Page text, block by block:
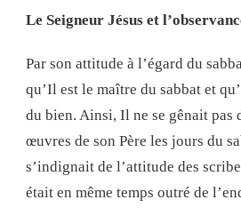
Le Seigneur Jésus et
Par son attitude à l’égard du
qu’Il est le maître du sabbat et
du bien. Ainsi, Il ne se gênait pas
œuvres de son Père les jours du
s’indignait de l’attitude des
était en même temps outré de